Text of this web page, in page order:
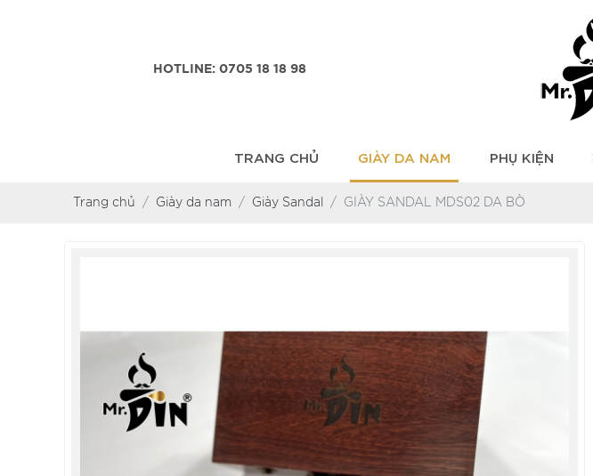
HOTLINE: 0705 18 18 98
TRANG CHỦ GIÀY DA NAM PHỤ KIỆN
Trang chủ Giày da nam Giày Sandal GIÀY SANDAL MDS02 DA BÒ